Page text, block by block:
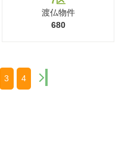
渡仏物件
680
3 4